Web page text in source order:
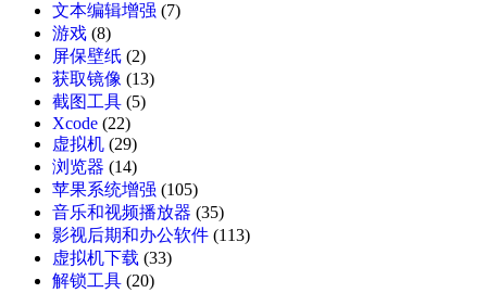
文本编辑增强 (7)
游戏 (8)
屏保壁纸 (2)
获取镜像 (13)
截图工具 (5)
Xcode (22)
虚拟机 (29)
浏览器 (14)
苹果系统增强 (105)
音乐和视频播放器 (35)
影视后期和办公软件 (113)
虚拟机下载 (33)
解锁工具 (20)